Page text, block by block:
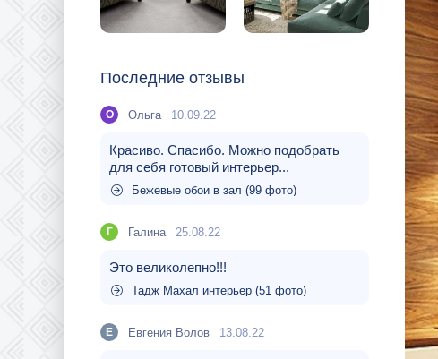
Последние отзывы
О Ольга 10.09.22
Красиво. Спасибо. Можно подобрать
для себя готовый интерьер...
Бежевые обои в зал (99 фото)
Г Галина 25.08.22
Это великолепно!!!
Тадж Махал интерьер (51 фото)
Е Евгения Волов 13.08.22